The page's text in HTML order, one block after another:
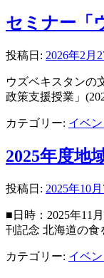
セミナー「
投稿日: 2026年2月
ウズベキスタンの
政策支援授業」
カテゴリー: イベン
2025年度
投稿日: 2025年10月
■日時：2025年11
刊記念 北海道の
カテゴリー: イベン